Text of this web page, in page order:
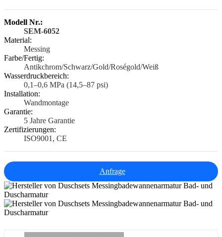
Modell Nr.:
SEM-6052
Material:
Messing
Farbe/Fertig:
Antikchrom/Schwarz/Gold/Roségold/Weiß
Wasserdruckbereich:
0,1–0,6 MPa (14,5–87 psi)
Installation:
Wandmontage
Garantie:
5 Jahre Garantie
Zertifizierungen:
ISO9001, CE
Anfrage